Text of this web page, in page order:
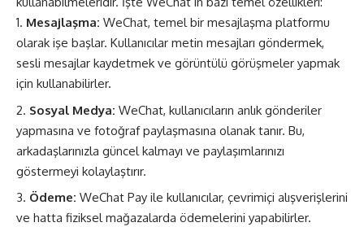
Mesajlaşma: WeChat, temel bir mesajlaşma platformu
olarak işe başlar. Kullanıcılar metin mesajları göndermek,
sesli mesajlar kaydetmek ve görüntülü görüşmeler yapmak
için kullanabilirler.
Sosyal Medya: WeChat, kullanıcıların anlık gönderiler
yapmasına ve fotoğraf paylaşmasına olanak tanır. Bu,
arkadaşlarınızla güncel kalmayı ve paylaşımlarınızı
göstermeyi kolaylaştırır.
Ödeme: WeChat Pay ile kullanıcılar, çevrimiçi alışverişlerini
ve hatta fiziksel mağazalarda ödemelerini yapabilirler.